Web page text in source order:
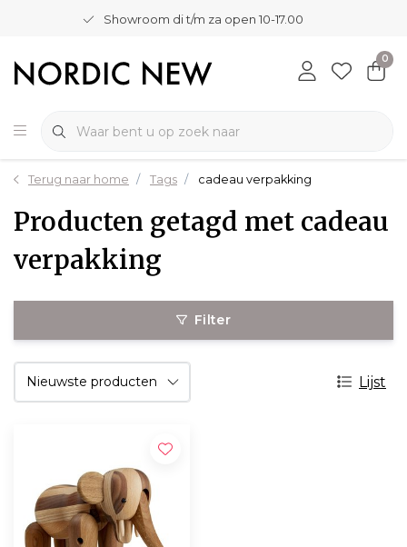
Showroom di t/m za open 10-17.00
0
Terug naar home Tags cadeau verpakking
Producten getagd met cadeau
verpakking
Filter
Lijst